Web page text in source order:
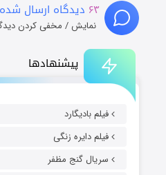
پیشنهادها
فیلم بادیگارد
فیلم دایره زنگی
سریال گنج مظفر
۶۳ دیدگاه ارسال
نمایش / مخفی کردن